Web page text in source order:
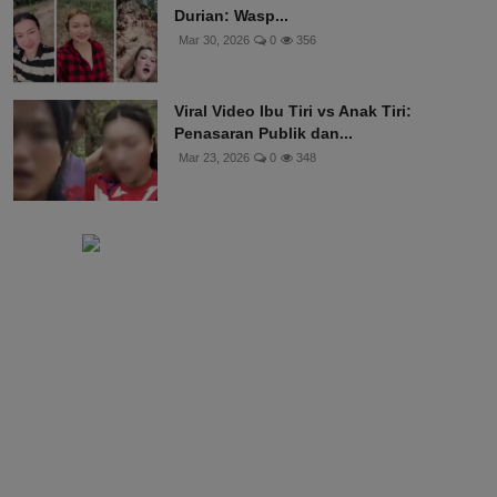
Durian: Wasp...
Mar 30, 2026 0 356
Viral Video Ibu Tiri vs Anak Tiri:
Penasaran Publik dan...
Mar 23, 2026 0 348